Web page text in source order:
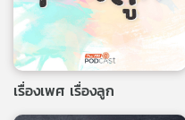
เรื่องเพศ เรื่องลูก